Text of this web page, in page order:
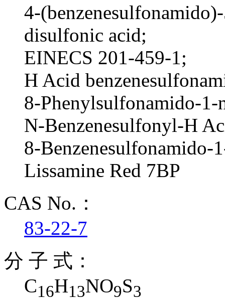
4-
disulfonic acid;
EINECS 201-459-1;
H Acid
8-Phenylsulfonamido-
N-Benzenesulfonyl-H
8-
Lissamine Red 7BP
CAS No.：
83-22-7
分 子 式：
C16H13NO9S3